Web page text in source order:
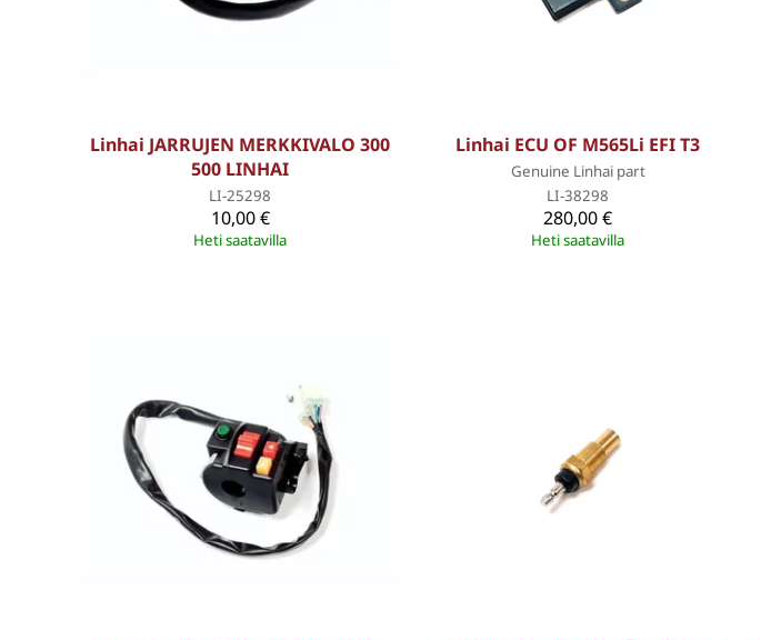
Linhai JARRUJEN MERKKIVALO 300
500 LINHAI
LI-25298
10,00 €
Heti saatavilla
Linhai ECU OF M565Li EFI T3
Genuine Linhai part
LI-38298
280,00 €
Heti saatavilla